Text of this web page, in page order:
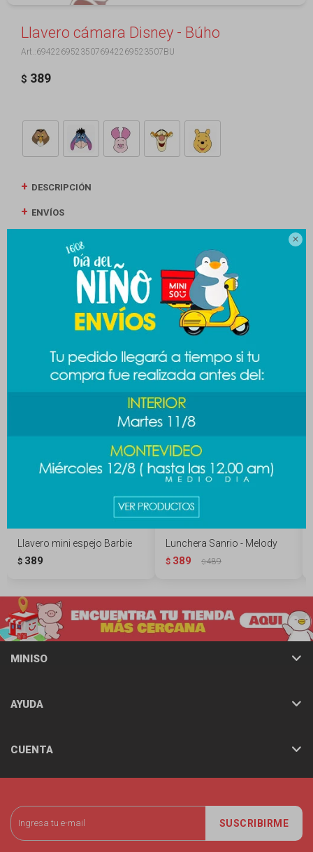

Llavero cámara Disney - Búho
69422695235076942269523507BU
$ 389
DESCRIPCIÓN
ENVÍOS
MEDIOS DE PAGO
Productos que te pueden interesar
Llavero mini espejo Barbie
$ 389
Lunchera Sanrio - Melody
$ 389 $489
SUSCRIBIRME
MINISO
AYUDA
CUENTA